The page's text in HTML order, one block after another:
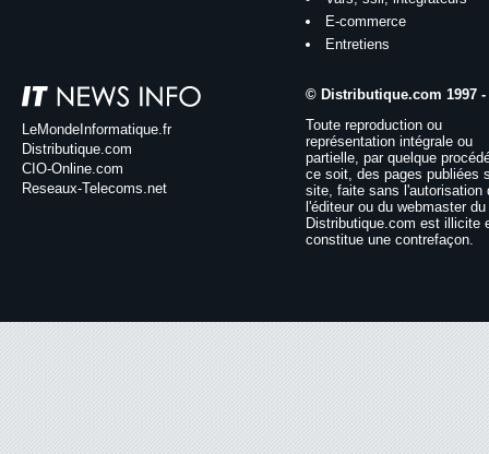
E-commerce
Entretiens
LeMondeInformatique.fr
Distributique.com
CIO-Online.com
Reseaux-Telecoms.net
© Distributique.com 1997 -
Toute reproduction ou
représentation intégrale ou
partielle, par quelque
ce soit, des pages publiées
site, faite sans l'autorisation
l'éditeur ou du webmaster
Distributique.com est illicite
constitue une contrefaçon.